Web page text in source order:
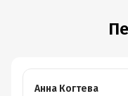
Анна Когтева